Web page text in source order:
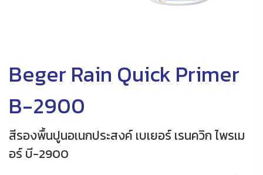
Beger Rain Quick Primer
B-2900
สีรองพื้นปูนอเนกประสงค์ เบเยอร์ เรนควิก ไพรเม
อร์ บี-2900